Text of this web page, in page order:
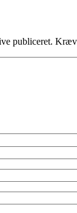
publiceret.